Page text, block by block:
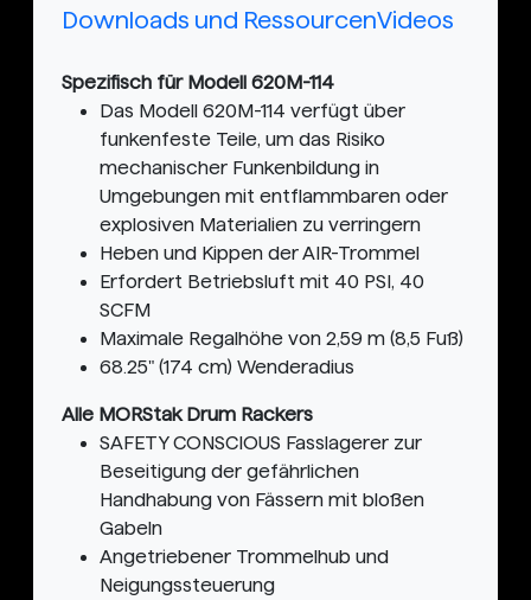
Downloads und RessourcenVideos
Spezifisch für Modell 620M-114
Das Modell 620M-114 verfügt über
funkenfeste Teile, um das Risiko
mechanischer Funkenbildung in
Umgebungen mit entflammbaren oder
explosiven Materialien zu verringern
Heben und Kippen der AIR-Trommel
Erfordert Betriebsluft mit 40 PSI, 40
SCFM
Maximale Regalhöhe von 2,59 m (8,5 Fuß)
68.25" (174 cm) Wenderadius
Alle MORStak Drum Rackers
SAFETY CONSCIOUS Fasslagerer zur
Beseitigung der gefährlichen
Handhabung von Fässern mit bloßen
Gabeln
Angetriebener Trommelhub und
Neigungssteuerung